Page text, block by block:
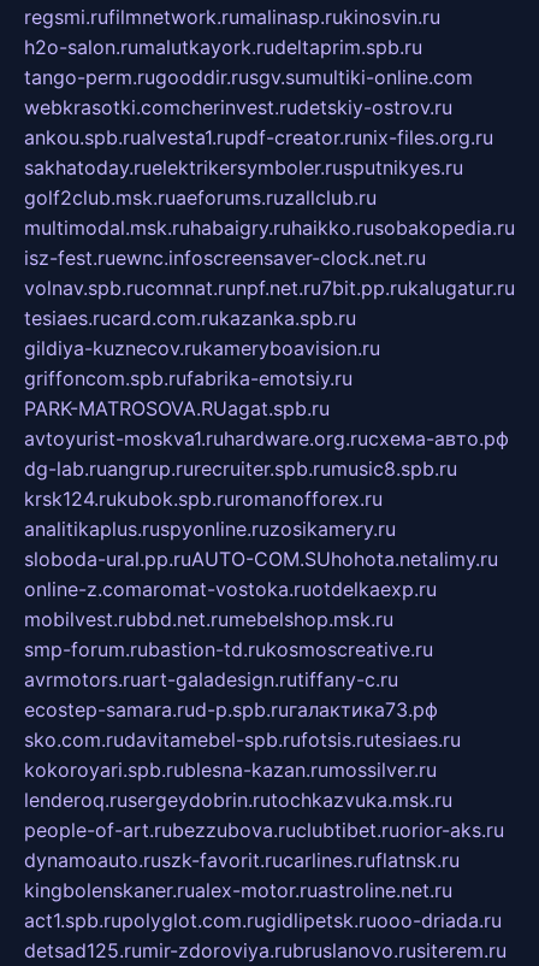
regsmi.rufilmnetwork.rumalinasp.rukinosvin.ru
h2o-salon.rumalutkayork.rudeltaprim.spb.ru
tango-perm.rugooddir.rusgv.sumultiki-online.com
webkrasotki.comcherinvest.rudetskiy-ostrov.ru
ankou.spb.rualvesta1.rupdf-creator.runix-files.org.ru
sakhatoday.ruelektrikersymboler.rusputnikyes.ru
golf2club.msk.ruaeforums.ruzallclub.ru
multimodal.msk.ruhabaigry.ruhaikko.rusobakopedia.ru
isz-fest.ruewnc.infoscreensaver-clock.net.ru
volnav.spb.rucomnat.runpf.net.ru7bit.pp.rukalugatur.ru
tesiaes.rucard.com.rukazanka.spb.ru
gildiya-kuznecov.rukameryboavision.ru
griffoncom.spb.rufabrika-emotsiy.ru
PARK-MATROSOVA.RUagat.spb.ru
avtoyurist-moskva1.ruhardware.org.ruсхема-авто.рф
dg-lab.ruangrup.rurecruiter.spb.rumusic8.spb.ru
krsk124.rukubok.spb.ruromanofforex.ru
analitikaplus.ruspyonline.ruzosikamery.ru
sloboda-ural.pp.ruAUTO-COM.SUhohota.netalimy.ru
online-z.comaromat-vostoka.ruotdelkaexp.ru
mobilvest.rubbd.net.rumebelshop.msk.ru
smp-forum.rubastion-td.rukosmoscreative.ru
avrmotors.ruart-galadesign.rutiffany-c.ru
ecostep-samara.rud-p.spb.ruгалактика73.рф
sko.com.rudavitamebel-spb.rufotsis.rutesiaes.ru
kokoroyari.spb.rublesna-kazan.rumossilver.ru
lenderoq.rusergeydobrin.rutochkazvuka.msk.ru
people-of-art.rubezzubova.ruclubtibet.ruorior-aks.ru
dynamoauto.ruszk-favorit.rucarlines.ruflatnsk.ru
kingbolenskaner.rualex-motor.ruastroline.net.ru
act1.spb.rupolyglot.com.rugidlipetsk.ruooo-driada.ru
detsad125.rumir-zdoroviya.rubruslanovo.rusiterem.ru